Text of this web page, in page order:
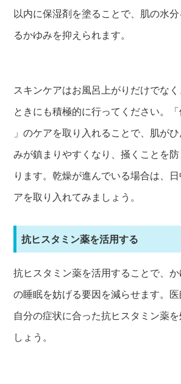
以内に保湿剤を塗ることで、肌の水
るかゆみを抑えられます。
スキンケアはお風呂上がりだけでな
ときにも積極的に行ってください。
」のケアを取り入れることで、肌が
みが鎮まりやすくなり、掻くことを
ります。乾燥が進んでいる場合は、
アを取り入れてみましょう。
抗ヒスタミン薬を活用する
抗ヒスタミン薬を活用することで、
の睡眠を妨げる要因を減らせます。医
自分の症状に合った抗ヒスタミン薬
しょう。